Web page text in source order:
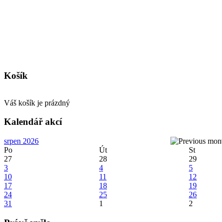
Košík
Váš košík je prázdný
Kalendář akcí
srpen 2026
Po
Út St
27
28 29
3
4 5
10
11 12
17
18 19
24
25 26
31
1 2